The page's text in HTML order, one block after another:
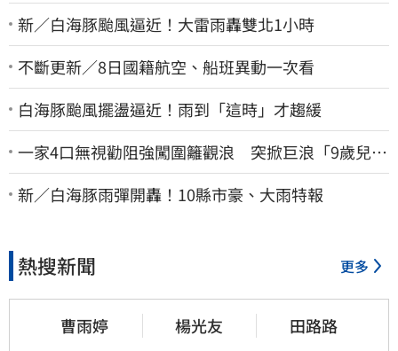
新／白海豚颱風逼近！大雷雨轟雙北1小時
不斷更新／8日國籍航空、船班異動一次看
白海豚颱風擺盪逼近！雨到「這時」才趨緩
一家4口無視勸阻強闖圍籬觀浪 突掀巨浪「9歲兒當
場遭捲入海」
新／白海豚雨彈開轟！10縣市豪、大雨特報
熱搜新聞 更多
曹雨婷 楊光友 田路路